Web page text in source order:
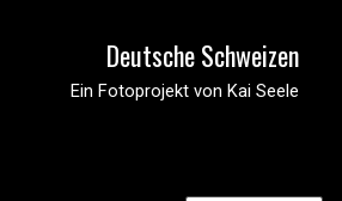
Deutsche Schweizen
Ein Fotoprojekt von Kai Seele